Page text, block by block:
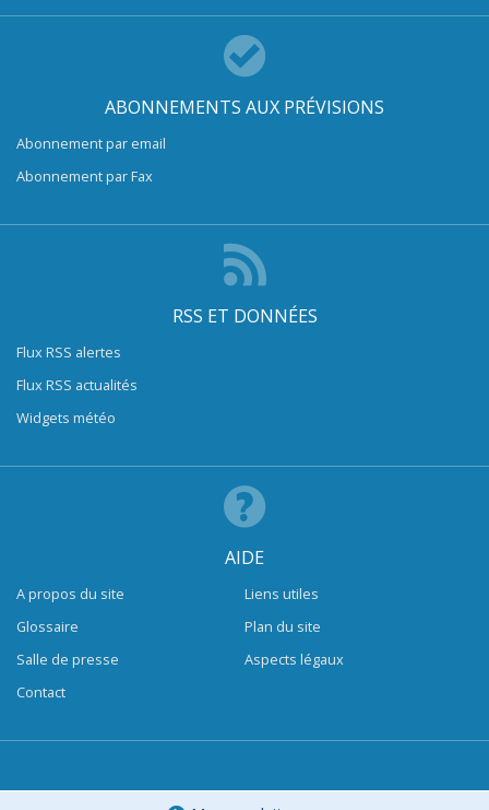
ABONNEMENTS AUX PRÉVISIONS
Abonnement par email
Abonnement par Fax
RSS ET DONNÉES
Flux RSS alertes
Flux RSS actualités
Widgets météo
AIDE
A propos du site
Glossaire
Salle de presse
Contact
Liens utiles
Plan du site
Aspects légaux